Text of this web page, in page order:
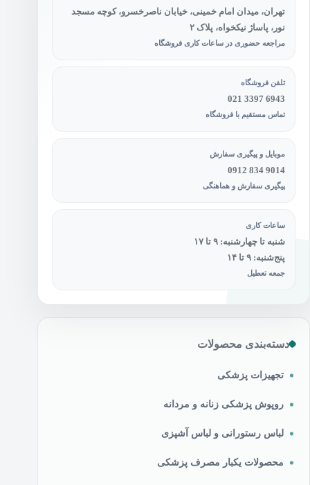
تهران، میدان امام خمینی، خیابان ناصرخسرو، کوچه مسجد
نور، پاساژ نیکخواه، پلاک ۲
مراجعه حضوری در ساعات کاری فروشگاه
تلفن فروشگاه
021 3397 6943
تماس مستقیم با فروشگاه
موبایل و پیگیری سفارش
0912 834 9014
پیگیری سفارش و هماهنگی
ساعات کاری
شنبه تا چهارشنبه: ۹ تا ۱۷
پنج‌شنبه: ۹ تا ۱۴
جمعه تعطیل
دسته‌بندی محصولات
تجهیزات پزشکی
روپوش پزشکی زنانه و مردانه
لباس رستورانی و لباس آشپزی
محصولات یکبار مصرف پزشکی